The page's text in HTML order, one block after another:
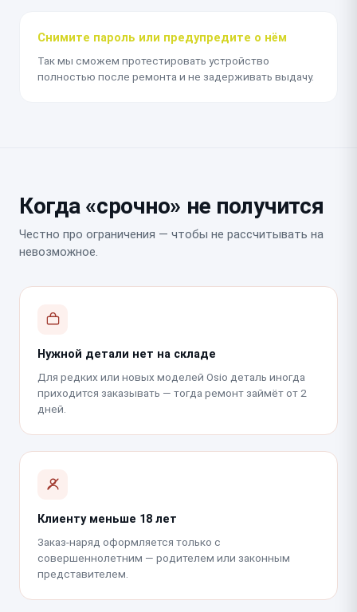
Снимите пароль или предупредите о нём
Так мы сможем протестировать устройство
полностью после ремонта и не задерживать выдачу.
Когда «срочно» не получится
Честно про ограничения — чтобы не рассчитывать на
невозможное.
Нужной детали нет на складе
Для редких или новых моделей Osio деталь иногда
приходится заказывать — тогда ремонт займёт от 2
дней.
Клиенту меньше 18 лет
Заказ-наряд оформляется только с
совершеннолетним — родителем или законным
представителем.